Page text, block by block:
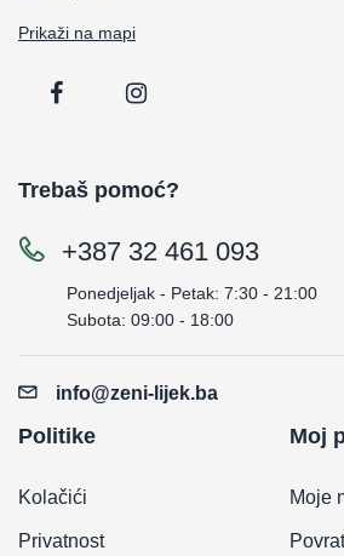
Prikaži na mapi
Trebaš pomoć?
+387 32 461 093
Ponedjeljak - Petak: 7:30 - 21:00
Subota: 09:00 - 18:00
info@zeni-lijek.ba
Politike
Kolačići
Privatnost
Moj
Moje